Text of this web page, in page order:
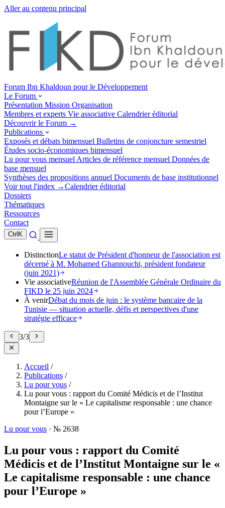
Aller au contenu principal
Forum Ibn Khaldoun pour le Développement
Le Forum
Présentation Mission Organisation
Membres et experts Vie associative Calendrier éditorial
Découvrir le Forum →
Publications
Exposés et débats bimensuel Bulletins de conjoncture semestriel
Études socio-économiques bimensuel
Lu pour vous mensuel Articles de référence mensuel Données de
base mensuel
Synthèses des propositions annuel Documents de base institutionnel
Voir tout l'index →Calendrier éditorial
Dossiers
Thématiques
Ressources
Contact
Ctrl K
DistinctionLe statut de Président d'honneur de l'association est
décerné à M. Mohamed Ghannouchi, président fondateur
(juin 2021)
Vie associativeRéunion de l'Assemblée Générale Ordinaire du
FIKD le 25 juin 2024
À venirDébat du mois de juin : le système bancaire de la
Tunisie — situation actuelle, défis et perspectives d'une
stratégie efficace
3/3
Accueil /
Publications /
Lu pour vous /
Lu pour vous : rapport du Comité Médicis et de l’Institut
Montaigne sur le « Le capitalisme responsable : une chance
pour l’Europe »
Lu pour vous · № 2638
Lu pour vous : rapport du Comité
Médicis et de l’Institut Montaigne sur le «
Le capitalisme responsable : une chance
pour l’Europe »